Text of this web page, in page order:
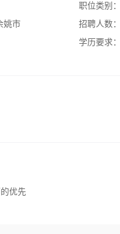
姚市
职位类别
招聘人数
学历要求
优先